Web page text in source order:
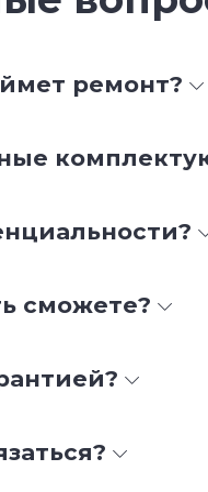
ремонт?
сможете?